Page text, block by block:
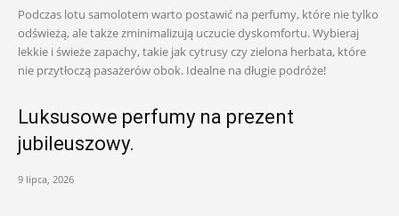
Podczas lotu samolotem warto postawić na perfumy, które nie tylko
odświeżą, ale także zminimalizują uczucie dyskomfortu. Wybieraj
lekkie i świeże zapachy, takie jak cytrusy czy zielona herbata, które
nie przytłoczą pasażerów obok. Idealne na długie podróże!
Luksusowe perfumy na prezent
jubileuszowy.
9 lipca, 2026